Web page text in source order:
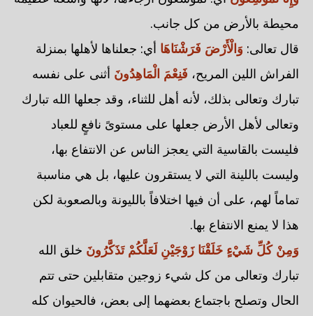
محيطة بالأرض من كل جانب.
قال تعالى: وَالْأَرْضَ فَرَشْنَاهَا أي: جعلناها لأهلها بمنزلة
الفراش اللين المريح، فَنِعْمَ الْمَاهِدُونَ أثنى على نفسه
تبارك وتعالى بذلك، لأنه أهل للثناء، وقد جعلها الله تبارك
وتعالى لأهل الأرض جعلها على مستوىً نافعٍ للعباد
فليست بالقاسية التي يعجز الناس عن الانتفاع بها،
وليست باللينة التي لا يستقرون عليها، بل هي مناسبة
تماماً لهم، على أن فيها اختلافاً بالليونة وبالصعوبة لكن
هذا لا يمنع الانتفاع بها.
وَمِنْ كُلِّ شَيْءٍ خَلَقْنَا زَوْجَيْنِ لَعَلَّكُمْ تَذَكَّرُونَ خلق الله
تبارك وتعالى من كل شيء زوجين متقابلين حتى تتم
الحال وتصلح باجتماع بعضهما إلى بعض، فالحيوان كله